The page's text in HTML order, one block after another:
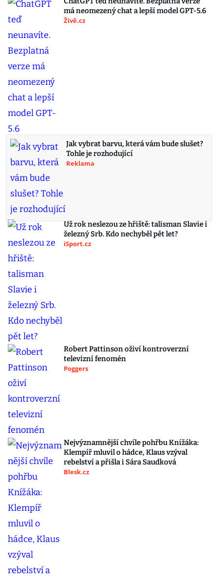
má neomezený chat a lepší model GPT-5.6
Živě.cz
Jak vybrat barvu, která vám bude slušet?
Tohle je rozhodující
Reklama
Už rok neslezou ze hřiště: talisman Slavie i
železný Srb. Kdo nechyběl pět let?
iSport.cz
Robert Pattinson oživí kontroverzní
televizní fenomén
Poggers
Nejvýznamnější chvíle pohřbu Knížáka:
Klempíř mluvil o hádce, Klaus vzýval
rebelství a přišla i Sára Saudková
Blesk.cz